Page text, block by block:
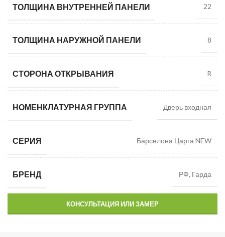
ТОЛЩИНА ВНУТРЕННЕЙ ПАНЕЛИ 22
ТОЛЩИНА НАРУЖНОЙ ПАНЕЛИ 8
СТОРОНА ОТКРЫВАНИЯ R
НОМЕНКЛАТУРНАЯ ГРУППА Дверь входная
СЕРИЯ Барселона Царга NEW
БРЕНД РФ, Гарда
КОНСУЛЬТАЦИЯ ИЛИ ЗАМЕР